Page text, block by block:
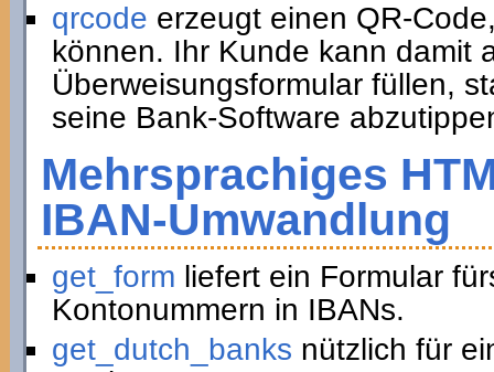
qrcode erzeugt einen QR-
können. Ihr Kunde kann damit
Überweisungsformular füllen,
seine Bank-Software
Mehrsprachiges
IBAN-Umwandlung
get_form liefert ein Formular
Kontonummern in IBANs.
get_dutch_banks nützlich für